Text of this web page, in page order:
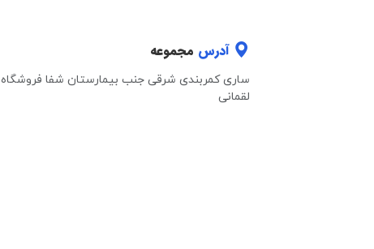
آدرس مجموعه
ساری کمربندی شرقی جنب بیمارستان شفا فروشگاه
لقمانی